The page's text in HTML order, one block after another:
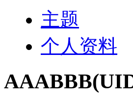
主题
个人资料
AAABBB